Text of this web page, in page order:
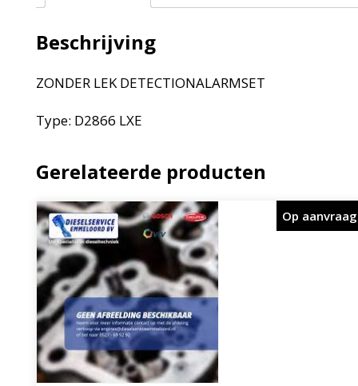
Beschrijving
ZONDER LEK DETECTIONALARMSET
Type: D2866 LXE
Gerelateerde producten
Op aanvraag